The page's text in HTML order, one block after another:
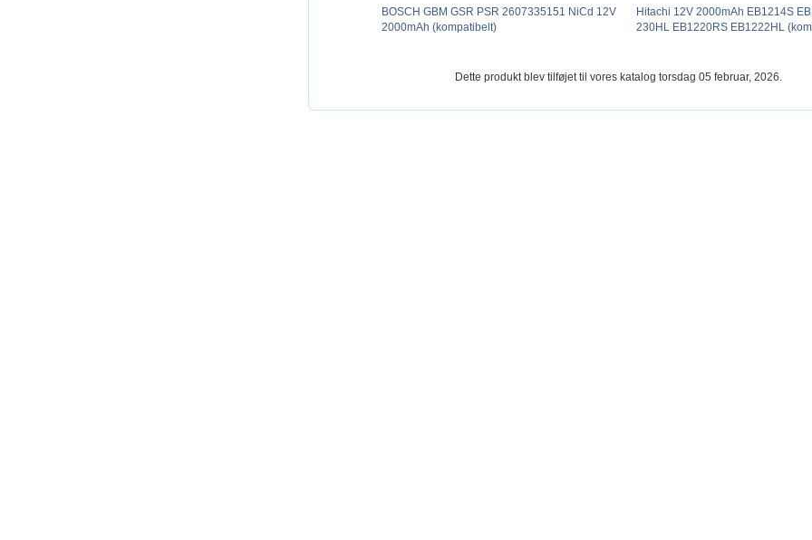
BOSCH GBM GSR PSR 2607335151 NiCd 12V
2000mAh (kompatibelt)
Hitachi 12V 2000mAh EB1214S
230HL EB1220RS EB1222HL
Dette produkt blev tilføjet til vores katalog torsdag 05 februar, 2026.